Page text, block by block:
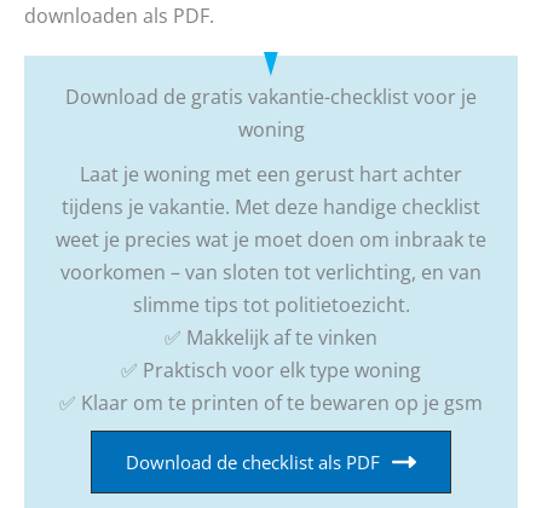
downloaden als PDF.
Download de gratis vakantie-checklist voor je
woning
Laat je woning met een gerust hart achter
tijdens je vakantie. Met deze handige checklist
weet je precies wat je moet doen om inbraak te
voorkomen – van sloten tot verlichting, en van
slimme tips tot politietoezicht.
✅ Makkelijk af te vinken
✅ Praktisch voor elk type woning
✅ Klaar om te printen of te bewaren op je gsm
Download de checklist als PDF